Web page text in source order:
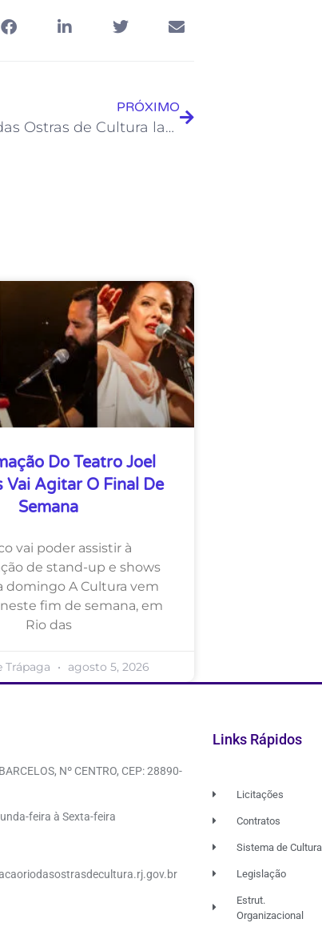
PRÓXIMO
Fundação Rio das Ostras de Cultura lança “Projeto Marias”
Do Teatro Joel
Vai Agitar O Final De
Semana
vai poder assistir à
de stand-up e shows
domingo A Cultura vem
fim de semana, em
Rio das
Trápaga agosto 5, 2026
Nº CENTRO, CEP: 28890-
feira à Sexta-feira
Links Rápidos
Licitações
Contratos
Sistema de Cultura
Legislação
Estrut.
Organizacional